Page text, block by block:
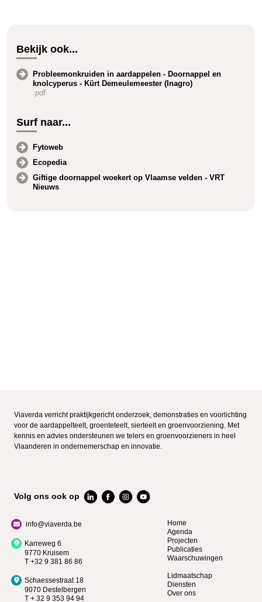
Bekijk ook...
Probleemonkruiden in aardappelen - Doornappel en
knolcyperus - Kürt Demeulemeester (Inagro)
.pdf
Surf naar...
Fytoweb
Ecopedia
Giftige doornappel woekert op Vlaamse velden - VRT
Nieuws
Viaverda verricht praktijkgericht onderzoek, demonstraties en voorlichting
voor de aardappelteelt, groenteteelt, sierteelt en groenvoorziening. Met
kennis en advies ondersteunen we telers en groenvoorzieners in heel
Vlaanderen in ondernemerschap en innovatie.
Volg ons ook op
info@viaverda.be
Karreweg 6
9770 Kruisem
T +32 9 381 86 86
Schaessestraat 18
9070 Destelbergen
T + 32 9 353 94 94
Home
Agenda
Projecten
Publicaties
Waarschuwingen
Lidmaatschap
Diensten
Over ons